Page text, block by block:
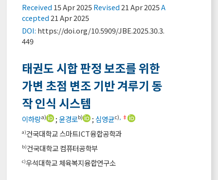
Received 15 Apr 2025Revised 21 Apr 2025A
ccepted 21 Apr 2025
DOI: https://doi.org/10.5909/JBE.2025.30.3.
449
태권도 시합 판정 보조를 위한
가변 초점 변조 기반 겨루기 동
작 인식 시스템
이하랑a) ;윤경로b) ; 심영균c) ‡
a)건국대학교 스마트ICT융합공학과
b)건국대학교 컴퓨터공학부
c)우석대학교 체육복지융합연구소